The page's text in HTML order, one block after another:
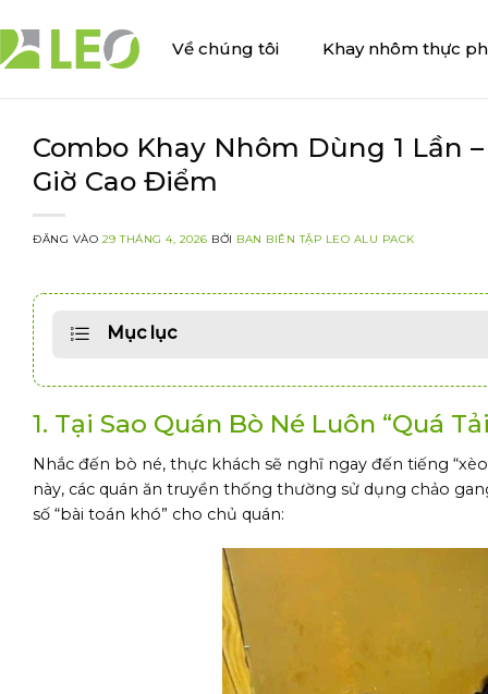
qua
nội
Về chúng tôi Khay nhôm thực
Combo Khay Nhôm Dùng 1 Lần
Giờ Cao Điểm
ĐĂNG VÀO 29 THÁNG 4, 2026 BỞI BAN BIÊN TẬP LEO ALU PACK
Mục lục
1. Tại Sao Quán Bò Né Luôn “Quá
Nhắc đến bò né, thực khách sẽ nghĩ ngay đến tiếng
này, các quán ăn truyền thống thường sử dụng chảo
số “bài toán khó” cho chủ quán: